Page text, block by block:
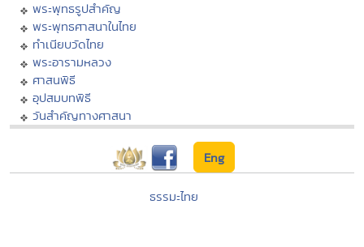
พระพุทธรูปสำคัญ
พระพุทธศาสนาในไทย
ทำเนียบวัดไทย
พระอารามหลวง
ศาสนพิธี
อุปสมบทพิธี
วันสำคัญทางศาสนา
Eng
ธรรมะไทย